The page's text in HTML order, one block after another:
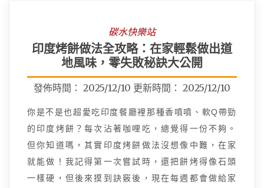
碳水快樂站
印度烤餅做法全攻略：在家輕鬆做出道
地風味，零失敗秘訣大公開
發佈時間： 2025/12/10 更新時間： 2025/12/10
你是不是也超愛吃印度餐廳裡那種香噴噴、軟Q帶勁
的印度烤餅？每次沾著咖哩吃，總覺得一份不夠。
但你知道嗎，其實印度烤餅做法沒想像中難，在家
就能做！我記得第一次嘗試時，還把餅烤得像石頭
一樣硬，但後來摸到訣竅後，現在每週都會做給家